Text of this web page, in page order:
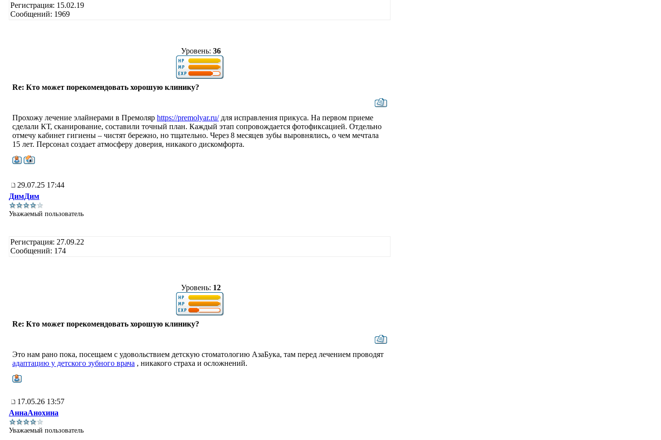
Регистрация: 15.02.19
Сообщений: 1969
Уровень: 36
Re: Кто может порекомендовать хорошую клинику?
Прохожу лечение элайнерами в Премоляр https://premolyar.ru/для исправления прикуса. На первом приеме
сделали КТ, сканирование, составили точный план. Каждый этап сопровождается фотофиксацией. Отдельно
отмечу кабинет гигиены – чистят бережно, но тщательно. Через 8 месяцев зубы выровнялись, о чем мечтала
15 лет. Персонал создает атмосферу доверия, никакого дискомфорта.
29.07.25 17:44
ДимДим
Уважаемый пользователь
Регистрация: 27.09.22
Сообщений: 174
Уровень: 12
Re: Кто может порекомендовать хорошую клинику?
Это нам рано пока, посещаем с удовольствием детскую стоматологию АзаБука, там перед лечением проводят
адаптацию у детского зубного врача , никакого страха и осложнений.
17.05.26 13:57
АннаАнохина
Уважаемый пользователь